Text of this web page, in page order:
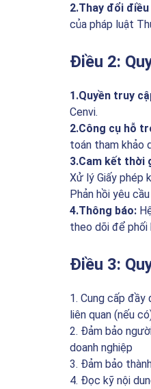
2.Thay đổi
của pháp luật
Điều 2:
1.Quyền truy
Cenvi.
2.Công cụ hỗ
toán tham khảo
3.Cam kết thời
Xử lý Giấy phép
Phản hồi yêu
4.Thông báo:
theo dõi để phối
Điều 3:
1. Cung cấp
liên quan (nếu
2. Đảm bảo
doanh nghiệp
3. Đảm bảo
4. Đọc kỹ nội